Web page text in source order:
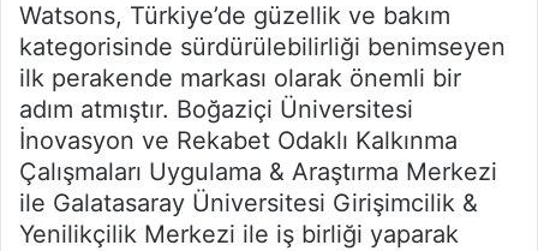
Watsons, Türkiye’de güzellik ve bakım
kategorisinde sürdürülebilirliği benimseyen
ilk perakende markası olarak önemli bir
adım atmıştır. Boğaziçi Üniversitesi
İnovasyon ve Rekabet Odaklı Kalkınma
Çalışmaları Uygulama & Araştırma Merkezi
ile Galatasaray Üniversitesi Girişimcilik &
Yenilikçilik Merkezi ile iş birliği yaparak